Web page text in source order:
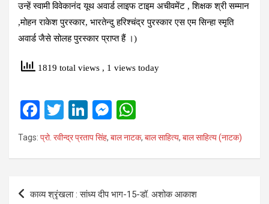
उन्हें स्वामी विवेकानंद यूथ अवार्ड लाइफ टाइम अचीवमेंट , शिक्षक श्री सम्मान
,मोहन राकेश पुरस्कार, भारतेन्दु हरिश्चंद्र पुरस्कार एस एम सिन्हा स्मृति
अवार्ड जैसे सोलह पुरस्कार प्राप्त हैं ।)
1819 total views , 1 views today
F
a
ce
o
T
wi
tt
Li
n
ke
n
M
es
se
g
h
at
A
Tags: प्रो. रवीन्द्र प्रताप सिंह, बाल नाटक, बाल साहित्‍य, बाल साहित्‍य (नाटक)
काव्‍य श्रृंखला : सांध्‍य दीप भाग-15-डॉ. अशोक आकाश